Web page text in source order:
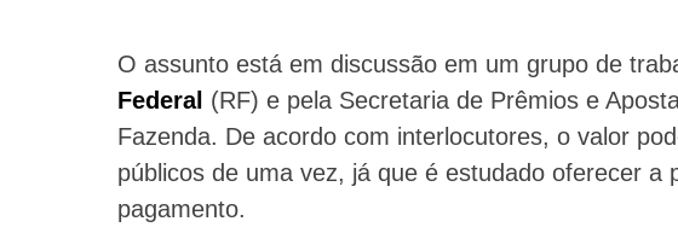
O assunto está em discussão em um grupo de
Federal (RF) e pela Secretaria de Prêmios e
Fazenda. De acordo com interlocutores, o valor
públicos de uma vez, já que é estudado oferecer a
pagamento.